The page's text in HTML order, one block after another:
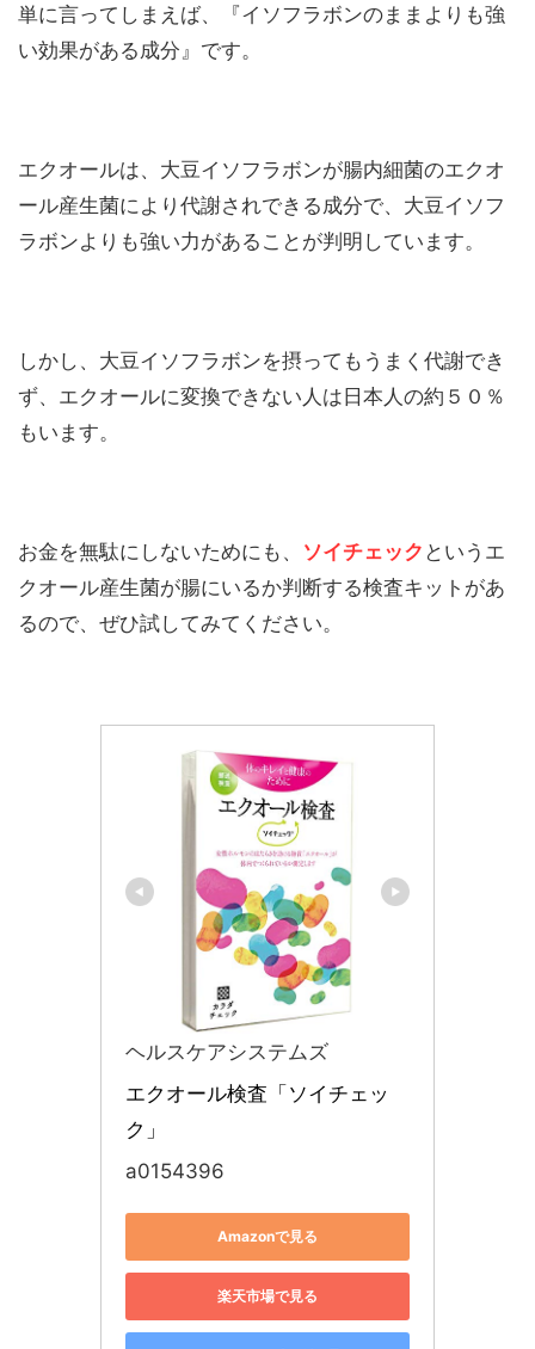
単に言ってしまえば、『イソフラボンのままよりも強
い効果がある成分』です。
エクオールは、大豆イソフラボンが腸内細菌のエクオ
ール産生菌により代謝されできる成分で、大豆イソフ
ラボンよりも強い力があることが判明しています。
しかし、大豆イソフラボンを摂ってもうまく代謝でき
ず、エクオールに変換できない人は日本人の約５０％
もいます。
お金を無駄にしないためにも、 ソイチェック というエ
クオール産生菌が腸にいるか判断する検査キットがあ
るので、ぜひ試してみてください。
ヘルスケアシステムズ
エクオール検査「ソイチェッ
ク」
a0154396
Amazonで見る
楽天市場で見る